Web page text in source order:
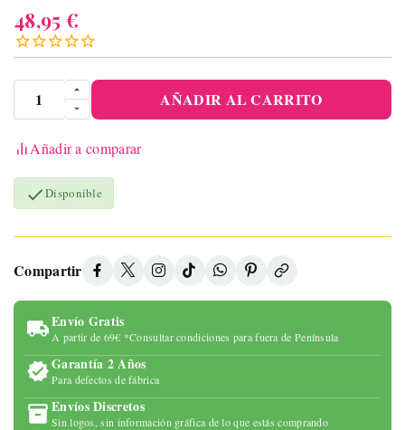
48,95 €
AÑADIR AL CARRITO
Añadir a comparar
Disponible
Compartir
Envío Gratis
A partir de 69€ *Consultar condiciones para fuera de Península
Garantía 2 Años
Para defectos de fábrica
Envíos Discretos
Sin logos, sin información gráfica de lo que estás comprando